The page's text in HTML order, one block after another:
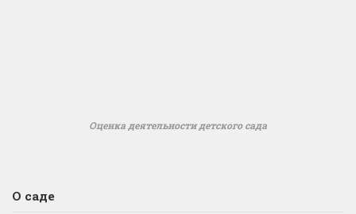
Оценка деятельности детского сада
О саде